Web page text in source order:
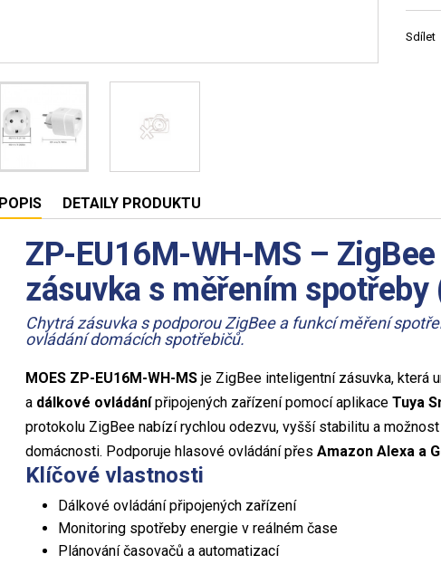
Sdílet
POPIS DETAILY PRODUKTU
ZP-EU16M-WH-MS –
zásuvka s měřením spotřeby
Chytrá zásuvka s podporou ZigBee a funkcí měření
ovládání domácích spotřebičů.
MOES ZP-EU16M-WH-MS je ZigBee inteligentní zásuvka, která
a dálkové ovládánípřipojených zařízení pomocí aplikace Tuya
protokolu ZigBee nabízí rychlou odezvu, vyšší stabilitu a
domácnosti. Podporuje hlasové ovládání přes Amazon Alexa a
Klíčové vlastnosti
Dálkové ovládání připojených zařízení
Monitoring spotřeby energie v reálném čase
Plánování časovačů a automatizací